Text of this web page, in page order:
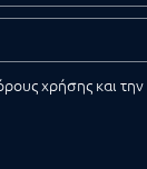
χρήσης και την